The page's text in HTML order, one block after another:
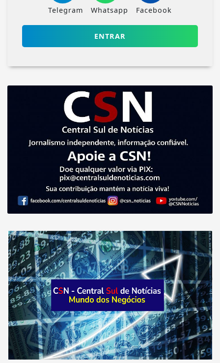
Telegram Whatsapp Facebook
ENTRAR